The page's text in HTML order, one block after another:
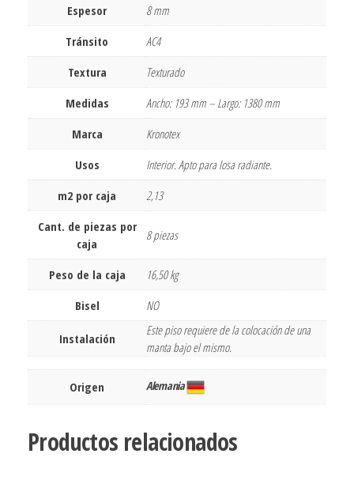
Espesor
8 mm
Tránsito
AC4
Textura
Texturado
Medidas
Ancho: 193 mm – Largo: 1380 mm
Marca
Kronotex
Usos
Interior. Apto para losa radiante.
m2 por caja
2,13
Cant. de piezas por
caja
8 piezas
Peso de la caja
16,50 kg
Bisel
NO
Instalación
Este piso requiere de la colocación de una
manta bajo el mismo.
Origen Alemania
Productos relacionados